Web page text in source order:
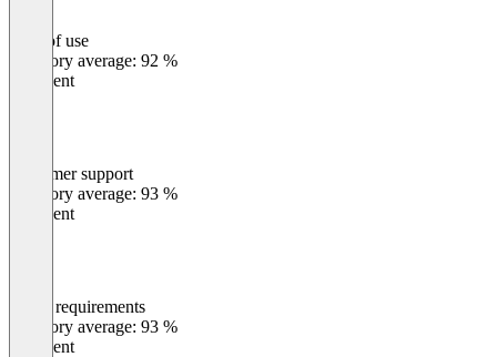
Ease of use
Category average: 92 %
Excellent
Customer support
Category average: 93 %
Excellent
Meets requirements
Category average: 93 %
Excellent